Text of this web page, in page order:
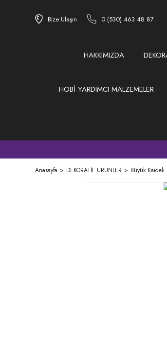
Bize Ulaşın 0 (530) 463 48 87
HAKKIMIZDA
HOBİ YARDIMCI MALZEMELER
Anasayfa DEKORATİF ÜRÜNLER Büyük